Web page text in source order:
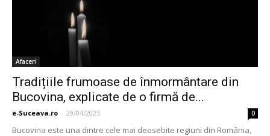
Afaceri
Tradițiile frumoase de înmormântare din
Bucovina, explicate de o firmă de...
e-Suceava.ro - 29/04/2025 0
Bucovina este una dintre cele mai deosebite regiuni din România,